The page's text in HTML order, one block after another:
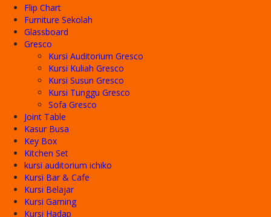
Flip Chart
Furniture Sekolah
Glassboard
Gresco
Kursi Auditorium Gresco
Kursi Kuliah Gresco
Kursi Susun Gresco
Kursi Tunggu Gresco
Sofa Gresco
Joint Table
Kasur Busa
Key Box
Kitchen Set
kursi auditorium ichiko
Kursi Bar & Cafe
Kursi Belajar
Kursi Gaming
Kursi Hadap